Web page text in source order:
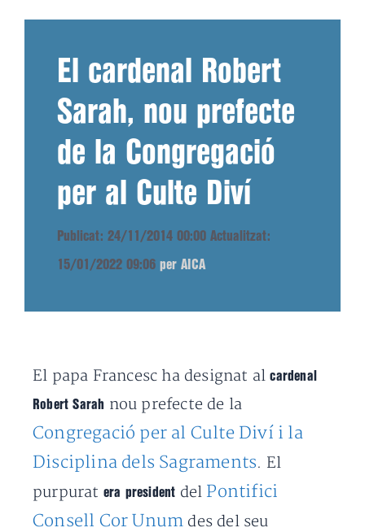
El cardenal Robert
Sarah, nou prefecte
de la Congregació
per al Culte Diví
Publicat: 24/11/2014 00:00 Actualitzat:
15/01/2022 09:06 per AICA
El papa Francesc ha designat alcardenal
Robert Sarah nou prefecte de la
Congregació per al Culte Diví i la
Disciplina dels Sagraments. El
purpurat era president del Pontifici
Consell Cor Unum des del seu